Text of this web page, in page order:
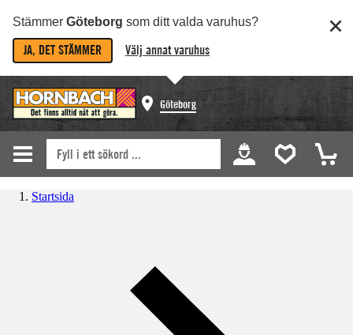
Stämmer Göteborg som ditt valda varuhus?
JA, DET STÄMMER Välj annat varuhus
Göteborg
Startsida